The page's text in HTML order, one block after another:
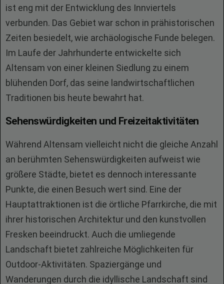
ist eng mit der Entwicklung des Innviertels
verbunden. Das Gebiet war schon in prähistorischen
Zeiten besiedelt, wie archäologische Funde belegen.
Im Laufe der Jahrhunderte entwickelte sich
Altensam von einer kleinen Siedlung zu einem
blühenden Dorf, das seine landwirtschaftlichen
Traditionen bis heute bewahrt hat.
Sehenswürdigkeiten und Freizeitaktivitäten
Während Altensam vielleicht nicht die gleiche Anzahl
an berühmten Sehenswürdigkeiten aufweist wie
größere Städte, bietet es dennoch interessante
Punkte, die einen Besuch wert sind. Eine der
Hauptattraktionen ist die örtliche Pfarrkirche, die mit
ihrer historischen Architektur und den kunstvollen
Fresken beeindruckt. Auch die umliegende
Landschaft bietet zahlreiche Möglichkeiten für
Outdoor-Aktivitäten. Spaziergänge und
Wanderungen durch die idyllische Landschaft sind